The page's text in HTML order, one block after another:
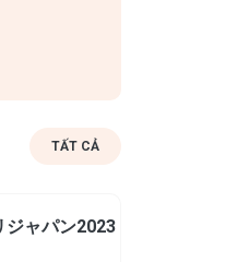
TẤT CẢ
ジャパン2023